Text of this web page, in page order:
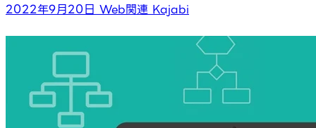
2022年9月20日 Web関連 Kajabi